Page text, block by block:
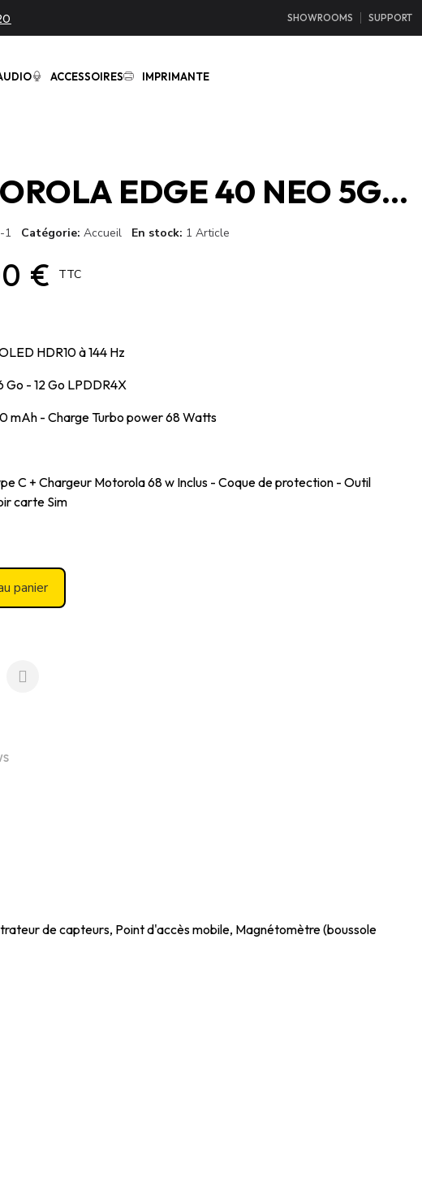
SHOWROOMS SUPPORT
ACCESSOIRES IMPRIMANTE
MOTOROLA EDGE 40 NEO 5G 256 Go / 12 Go Ram
1 Catégorie Accueil En stock 1 Article
€ TTC
HDR10 à 144 Hz
Go - 12 Go LPDDR4X
mAh - Charge Turbo power 68 Watts
C + Chargeur Motorola 68 w Inclus - Coque de protection - Outil
carte Sim
panier
de capteurs, Point d'accès mobile, Magnétomètre (boussole